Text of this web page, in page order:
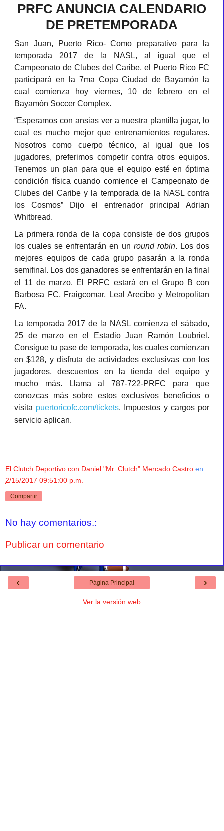
PRFC ANUNCIA CALENDARIO
DE PRETEMPORADA
San Juan, Puerto Rico- Como preparativo para la
temporada 2017 de la NASL, al igual que el
Campeonato de Clubes del Caribe, el Puerto Rico FC
participará en la 7ma Copa Ciudad de Bayamón la
cual comienza hoy viernes, 10 de febrero en el
Bayamón Soccer Complex.
“Esperamos con ansias ver a nuestra plantilla jugar, lo
cual es mucho mejor que entrenamientos regulares.
Nosotros como cuerpo técnico, al igual que los
jugadores, preferimos competir contra otros equipos.
Tenemos un plan para que el equipo esté en óptima
condición física cuando comience el Campeonato de
Clubes del Caribe y la temporada de la NASL contra
los Cosmos” Dijo el entrenador principal Adrian
Whitbread.
La primera ronda de la copa consiste de dos grupos
los cuales se enfrentarán en un round robin. Los dos
mejores equipos de cada grupo pasarán a la ronda
semifinal. Los dos ganadores se enfrentarán en la final
el 11 de marzo. El PRFC estará en el Grupo B con
Barbosa FC, Fraigcomar, Leal Arecibo y Metropolitan
FA.
La temporada 2017 de la NASL comienza el sábado,
25 de marzo en el Estadio Juan Ramón Loubriel.
Consigue tu pase de temporada, los cuales comienzan
en $128, y disfruta de actividades exclusivas con los
jugadores, descuentos en la tienda del equipo y
mucho más. Llama al 787-722-PRFC para que
conozcas más sobre estos exclusivos beneficios o
visita puertoricofc.com/tickets. Impuestos y cargos por
servicio aplican.
El Clutch Deportivo con Daniel "Mr. Clutch" Mercado Castro en
2/15/2017 09:51:00 p.m.
Compartir
No hay comentarios.:
Publicar un comentario
‹ ›
Página Principal
Ver la versión web